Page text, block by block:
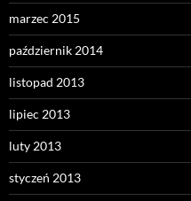
marzec 2015
październik 2014
listopad 2013
lipiec 2013
luty 2013
styczeń 2013